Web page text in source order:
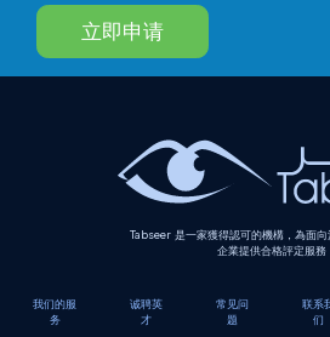
立即申请
Tabseer 是一家獲得認可的機構，為面
企業提供合格評定服務
我们的服
务
诚聘英
才
常见问
题
联系
们